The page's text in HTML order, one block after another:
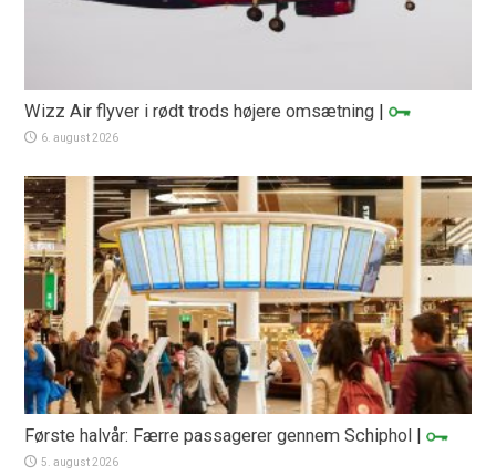
Wizz Air flyver i rødt trods højere omsætning |
6. august 2026
Første halvår: Færre passagerer gennem Schiphol |
5. august 2026